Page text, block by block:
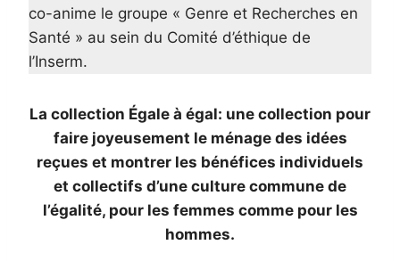
co-anime le groupe « Genre et Recherches en
Santé » au sein du Comité d’éthique de
l’Inserm.
La collection Égale à égal: une collection pour
faire joyeusement le ménage des idées
reçues et montrer les bénéfices individuels
et collectifs d’une culture commune de
l’égalité, pour les femmes comme pour les
hommes.